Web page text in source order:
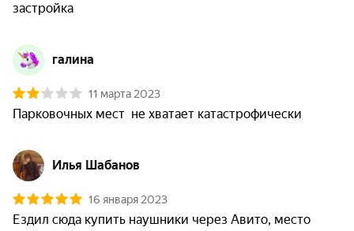
застройка
галина
11 марта 2023
Парковочных мест  не хватает катастрофически
Илья Шабанов
16 января 2023
Ездил сюда купить наушники через Авито, место